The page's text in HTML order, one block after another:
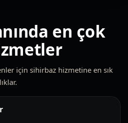
en çok
için sihirbaz hizmetine en sık